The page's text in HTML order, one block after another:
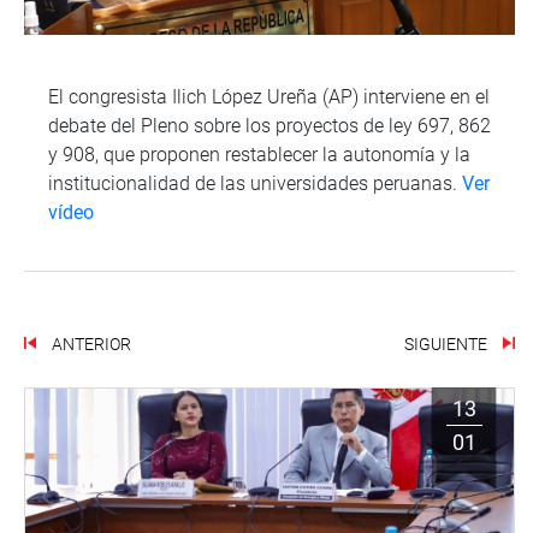
El congresista Ilich López Ureña (AP) interviene en el
debate del Pleno sobre los proyectos de ley 697, 862
y 908, que proponen restablecer la autonomía y la
institucionalidad de las universidades peruanas. Ver
vídeo
ANTERIOR SIGUIENTE
13
01